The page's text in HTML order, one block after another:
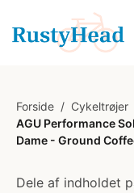
Forside / Cykeltrøjer
AGU Performance
Dame - Ground
Dele af indholdet